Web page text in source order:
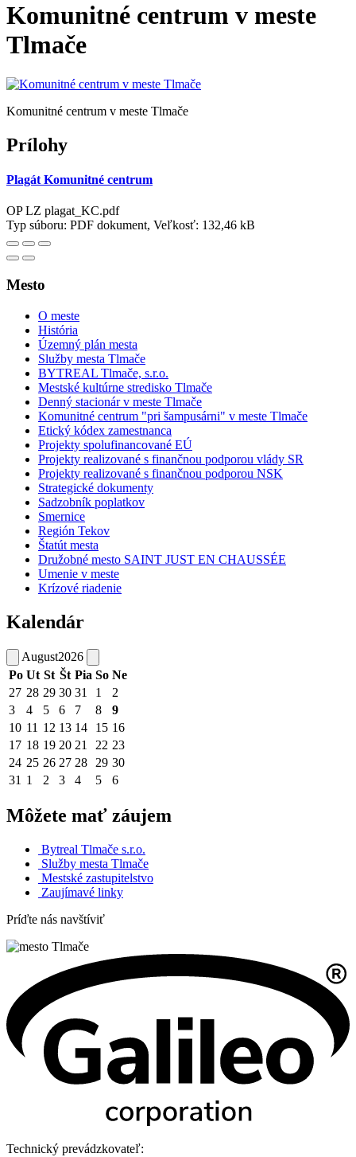
Komunitné centrum v meste
Tlmače
Komunitné centrum v meste Tlmače
Prílohy
Plagát Komunitné centrum
OP LZ plagat_KC.pdf
Typ súboru: PDF dokument, Veľkosť: 132,46 kB
Mesto
O meste
História
Územný plán mesta
Služby mesta Tlmače
BYTREAL Tlmače, s.r.o.
Mestské kultúrne stredisko Tlmače
Denný stacionár v meste Tlmače
Komunitné centrum "pri šampusárni" v meste Tlmače
Etický kódex zamestnanca
Projekty spolufinancované EÚ
Projekty realizované s finančnou podporou vlády SR
Projekty realizované s finančnou podporou NSK
Strategické dokumenty
Sadzobník poplatkov
Smernice
Región Tekov
Štatút mesta
Družobné mesto SAINT JUST EN CHAUSSÉE
Umenie v meste
Krízové riadenie
Kalendár
August2026
Po Ut St Št Pia So Ne
27 28 29 30 31 1
2
3
4 5 6 7 8
9
10 11 12 13 14 15 16
17 18 19 20 21 22 23
24 25 26 27 28 29 30
31 1 2 3 4 5 6
Môžete mať záujem
Bytreal Tlmače s.r.o.
Služby mesta Tlmače
Mestské zastupitelstvo
Zaujímavé linky
Príďte nás navštíviť
Technický prevádzkovateľ: